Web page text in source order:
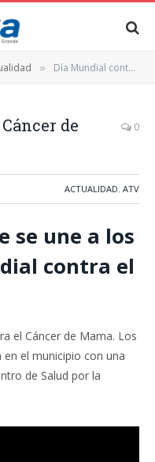
» Día Mundial contra el Cáncer de Mama
de
0
ACTUALIDAD, ATV
se une a los
contra el
el Cáncer de Mama. Los
el municipio con una
de Salud por la